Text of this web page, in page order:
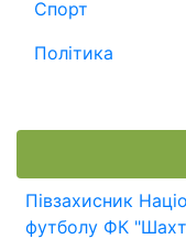
Спорт
Політика
Півзахисник
футболу ФК